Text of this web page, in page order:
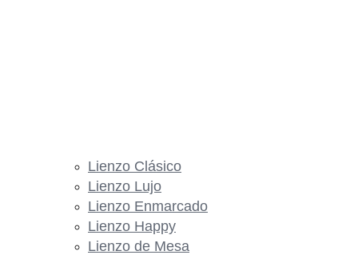
Lienzo Clásico
Lienzo Lujo
Lienzo Enmarcado
Lienzo Happy
Lienzo de Mesa